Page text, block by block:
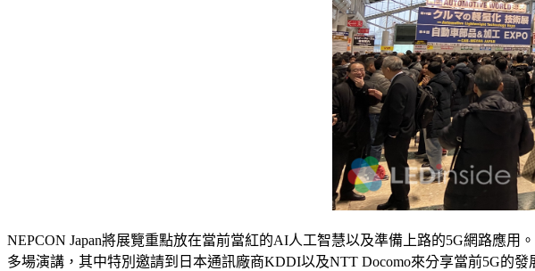
NEPCON Japan將展覽重點放在當前當紅的AI人工智慧以及準備上路的5G網路應
多場演講，其中特別邀請到日本通訊廠商KDDI以及NTT Docomo來分享當前5G的